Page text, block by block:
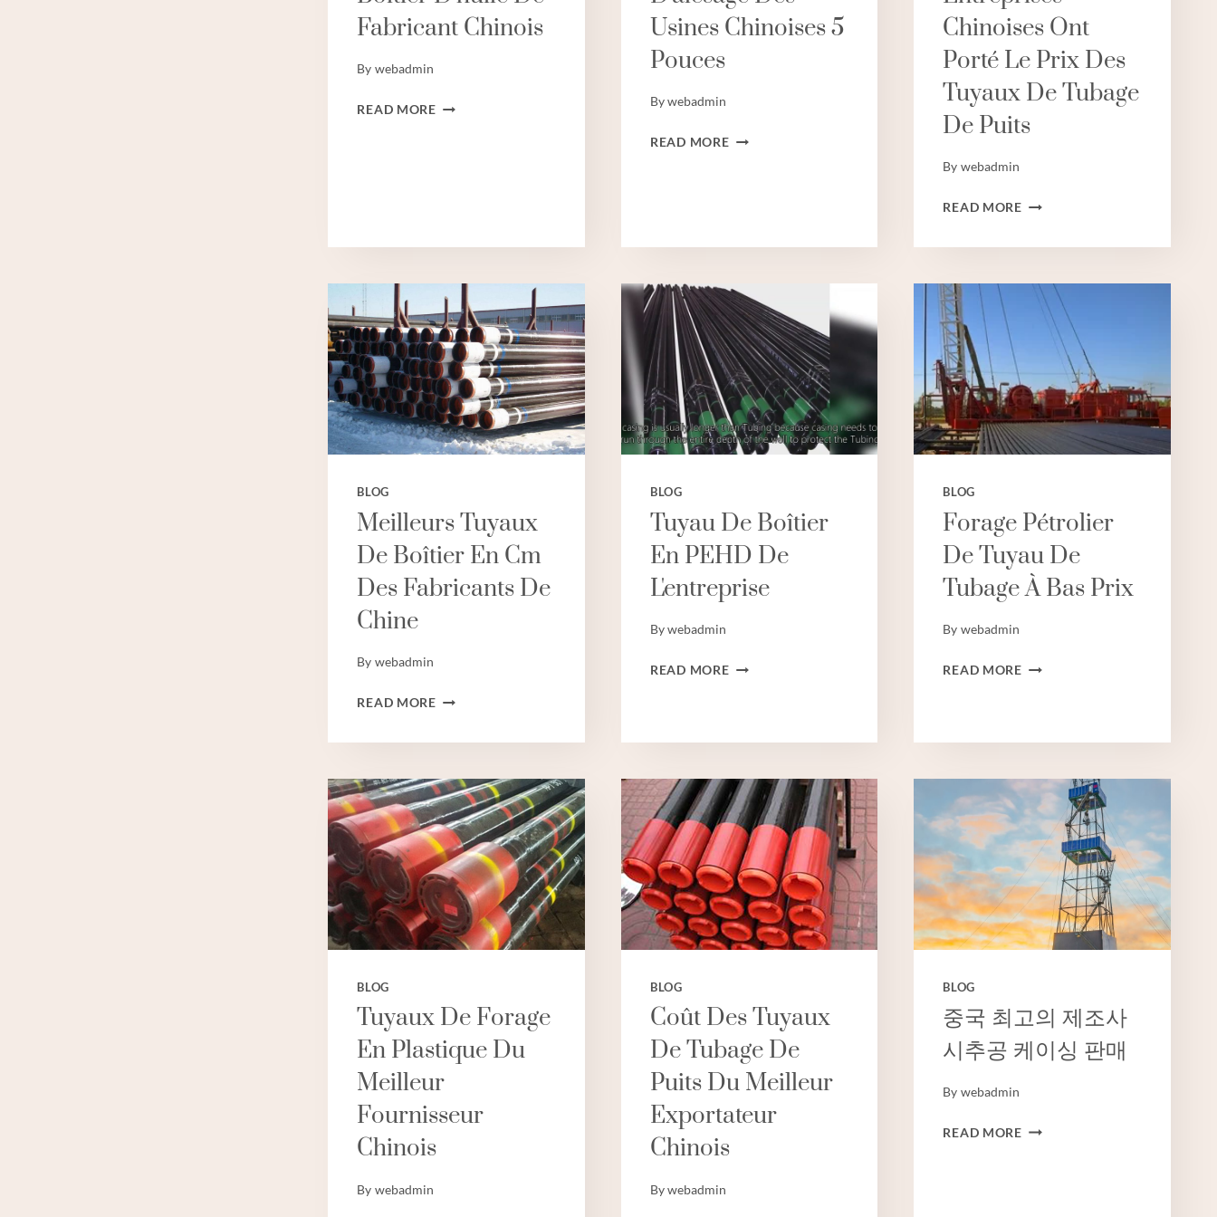
Fabricant Chinois
By webadmin
READ MOREMEILLEUR
CHINOIS
Usines Chinoises 5
Pouces
Bywebadmin
READ MOREMEILLEURS
Chinoises Ont
Porté Le Prix Des
Tuyaux De Tubage
De Puits
By webadmin
READ MORELES
ENTREPRISES
ONT
PORTÉ
TUYAUX
DE
TUBAGE
DE
BLOG
Meilleurs Tuyaux
De Boîtier En Cm
Des Fabricants De
Chine
By webadmin
READ MOREMEILLEURS
DE
EN
CM
DES
FABRICANTS
DE
CHINE
BLOG
Tuyau De Boîtier
En PEHD De
L'entreprise
Bywebadmin
READ MORETUYAU
L'ENTREPRISE
BLOG
Forage Pétrolier
De Tuyau De
Tubage À Bas Prix
By webadmin
READ MOREFORAGE
À
BAS
PRIX
BLOG
Tuyaux De Forage
En Plastique Du
Meilleur
Fournisseur
Chinois
By webadmin
BLOG
Coût Des Tuyaux
De Tubage De
Puits Du Meilleur
Exportateur
Chinois
Bywebadmin
BLOG
중국 최고의 제조사
시추공 케이싱 판매
By webadmin
READ MORE중